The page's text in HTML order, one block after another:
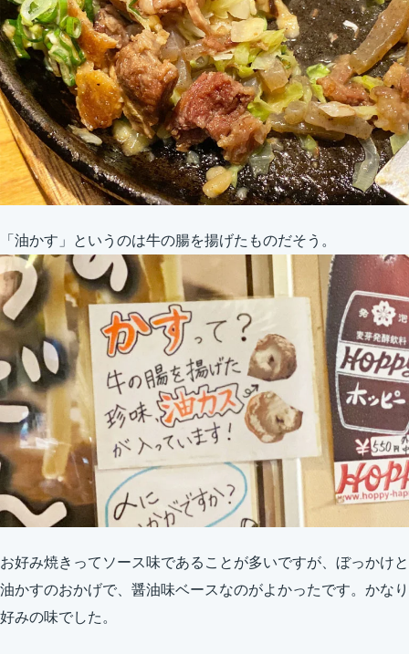
「油かす」というのは牛の腸を揚げたものだそう。
お好み焼きってソース味であることが多いですが、ぼっかけと
油かすのおかげで、醤油味ベースなのがよかったです。かなり
好みの味でした。